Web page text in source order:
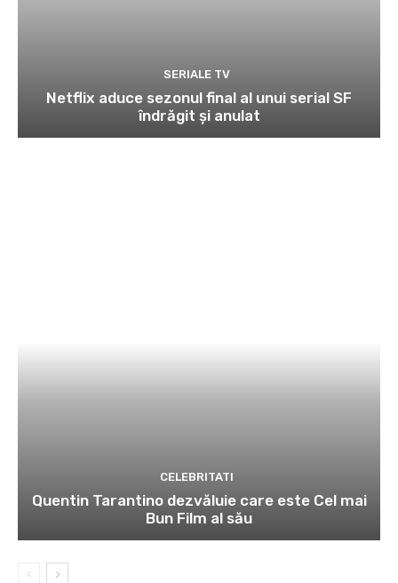
SERIALE TV
Netflix aduce sezonul final al unui serial SF
îndrăgit și anulat
CELEBRITATI
Quentin Tarantino dezvăluie care este Cel mai
Bun Film al său